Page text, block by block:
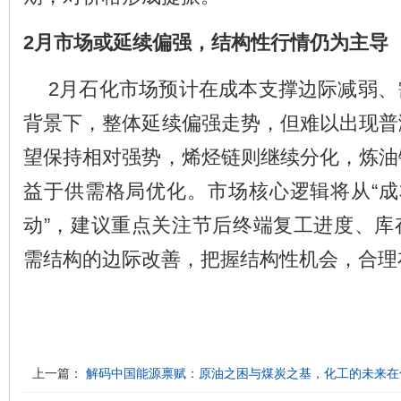
2月市场或延续偏强，结构性行情仍为主导
2月石化市场预计在成本支撑边际减弱
背景下，整体延续偏强走势，但难以出现
望保持相对强势，烯烃链则继续分化，炼
益于供需格局优化。市场核心逻辑将从“
动”，建议重点关注节后终端复工进度、
需结构的边际改善，把握结构性机会，合
上一篇： 解码中国能源禀赋：原油之困与煤炭之基，化工的未来